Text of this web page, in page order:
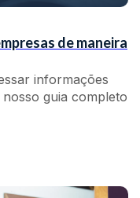
de maneira
informações
guia completo